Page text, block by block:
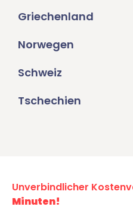
Griechenland
Norwegen
Schweiz
Tschechien
Unverbindlicher
Minuten!